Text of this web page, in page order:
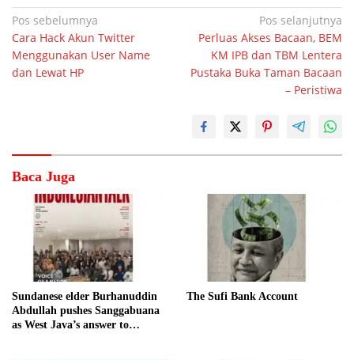
Navigasi
pos
Pos sebelumnya
Cara Hack Akun Twitter
Menggunakan User Name
dan Lewat HP
Pos selanjutnya
Perluas Akses Bacaan, BEM
KM IPB dan TBM Lentera
Pustaka Buka Taman Bacaan
– Peristiwa
Baca Juga
Sundanese elder Burhanuddin
Abdullah pushes Sanggabuana
as West Java’s answer to
The Sufi Bank Account